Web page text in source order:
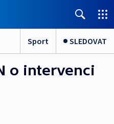
Sport SLEDOVAT
o intervenci